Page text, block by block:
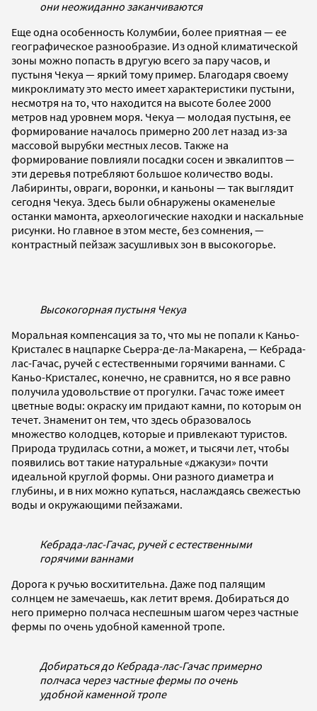
они неожиданно заканчиваются
Еще одна особенность Колумбии, более приятная — ее
географическое разнообразие. Из одной климатической
зоны можно попасть в другую всего за пару часов, и
пустыня Чекуа — яркий тому пример. Благодаря своему
микроклимату это место имеет характеристики пустыни,
несмотря на то, что находится на высоте более 2000
метров над уровнем моря. Чекуа — молодая пустыня, ее
формирование началось примерно 200 лет назад из-за
массовой вырубки местных лесов. Также на
формирование повлияли посадки сосен и эвкалиптов —
эти деревья потребляют большое количество воды.
Лабиринты, овраги, воронки, и каньоны — так выглядит
сегодня Чекуа. Здесь были обнаружены окаменелые
останки мамонта, археологические находки и наскальные
рисунки. Но главное в этом месте, без сомнения, —
контрастный пейзаж засушливых зон в высокогорье.
Высокогорная пустыня Чекуа
Моральная компенсация за то, что мы не попали к Каньо-
Кристалес в нацпарке Сьерра-де-ла-Макарена, — Кебрада-
лас-Гачас, ручей с естественными горячими ваннами. С
Каньо-Кристалес, конечно, не сравнится, но я все равно
получила удовольствие от прогулки. Гачас тоже имеет
цветные воды: окраску им придают камни, по которым он
течет. Знаменит он тем, что здесь образовалось
множество колодцев, которые и привлекают туристов.
Природа трудилась сотни, а может, и тысячи лет, чтобы
появились вот такие натуральные «джакузи» почти
идеальной круглой формы. Они разного диаметра и
глубины, и в них можно купаться, наслаждаясь свежестью
воды и окружающими пейзажами.
Кебрада-лас-Гачас, ручей с естественными
горячими ваннами
Дорога к ручью восхитительна. Даже под палящим
солнцем не замечаешь, как летит время. Добираться до
него примерно полчаса неспешным шагом через частные
фермы по очень удобной каменной тропе.
Добираться до Кебрада-лас-Гачас примерно
полчаса через частные фермы по очень
удобной каменной тропе